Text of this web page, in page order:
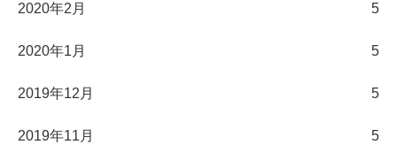
2020年2月 5
2020年1月 5
2019年12月 5
2019年11月 5